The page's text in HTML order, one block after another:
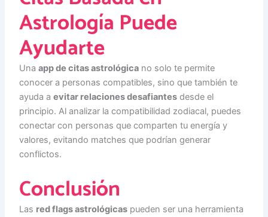
Astrología Puede
Ayudarte
Unaapp de citas astrológica no solo te permite
conocer a personas compatibles, sino que también te
ayuda aevitar relaciones desafiantes desde el
principio. Al analizar la compatibilidad zodiacal, puedes
conectar con personas que comparten tu energía y
valores, evitando matches que podrían generar
conflictos.
Conclusión
Las red flags astrológicas pueden ser una herramienta